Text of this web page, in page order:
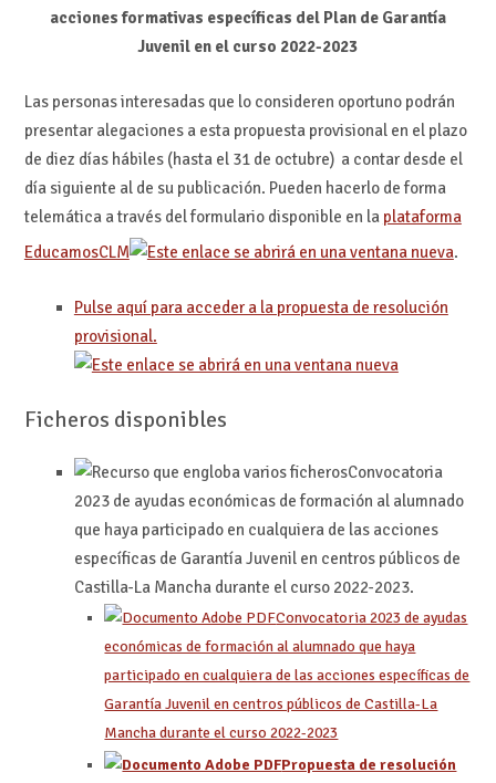
acciones formativas específicas del Plan de Garantía
Juvenil en el curso 2022-2023
Las personas interesadas que lo consideren oportuno podrán
presentar alegaciones a esta propuesta provisional en el plazo
de diez días hábiles (hasta el 31 de octubre) a contar desde el
día siguiente al de su publicación. Pueden hacerlo de forma
telemática a través del formulario disponible en la plataforma
EducamosCLM
.
Pulse aquí para acceder a la propuesta de resolución
provisional.
Ficheros disponibles
Convocatoria
2023 de ayudas económicas de formación al alumnado
que haya participado en cualquiera de las acciones
específicas de Garantía Juvenil en centros públicos de
Castilla-La Mancha durante el curso 2022-2023.
Convocatoria 2023 de ayudas
económicas de formación al alumnado que haya
participado en cualquiera de las acciones específicas de
Garantía Juvenil en centros públicos de Castilla-La
Mancha durante el curso 2022-2023
Propuesta de resolución